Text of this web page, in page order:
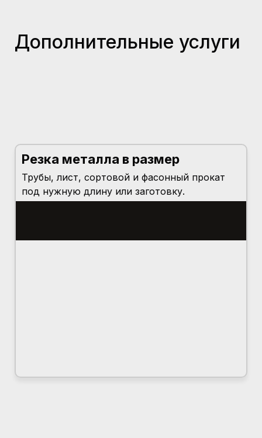
Дополнительные услуги
Резка металла в размер
Трубы, лист, сортовой и фасонный прокат
под нужную длину или заготовку.